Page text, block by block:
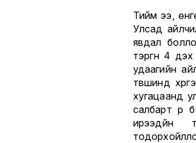
Тийм ээ,
Улсад
явдал
тэргүүн 4
удаагийн
түвшинд
хугацаанд
салбарт үр
ирээдүйн